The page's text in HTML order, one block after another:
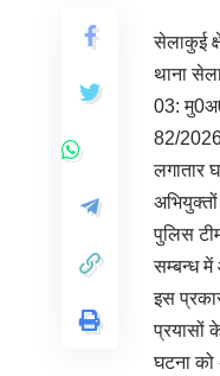
सेलाकुई
थाना
03:
82/
लगातार
पुलिस
सम्बन्ध में
इस
प्रयासों
घटना को